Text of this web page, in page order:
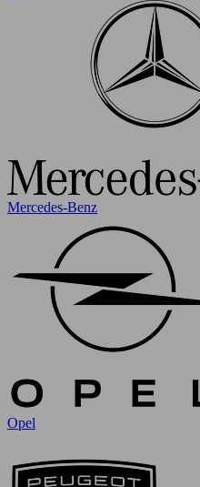
Mercedes-Benz
Opel